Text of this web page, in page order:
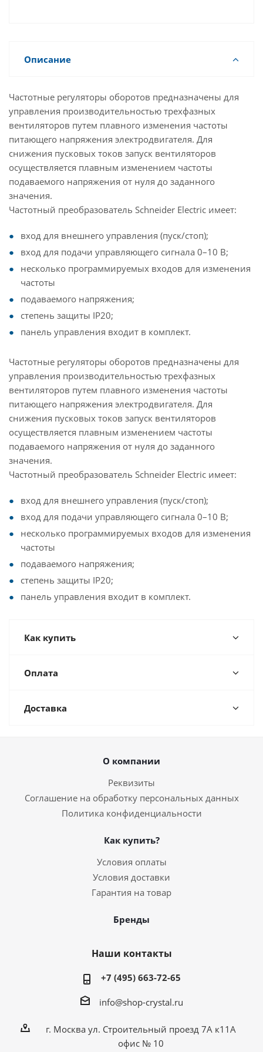
Описание
Частотные регуляторы оборотов предназначены для
управления производительностью трехфазных
вентиляторов путем плавного изменения частоты
питающего напряжения электродвигателя. Для
снижения пусковых токов запуск вентиляторов
осуществляется плавным изменением частоты
подаваемого напряжения от нуля до заданного
значения.
Частотный преобразователь Schneider Electric имеет:
вход для внешнего управления (пуск/стоп);
вход для подачи управляющего сигнала 0–10 В;
несколько программируемых входов для изменения
частоты
подаваемого напряжения;
степень защиты IP20;
панель управления входит в комплект.
Частотные регуляторы оборотов предназначены для
управления производительностью трехфазных
вентиляторов путем плавного изменения частоты
питающего напряжения электродвигателя. Для
снижения пусковых токов запуск вентиляторов
осуществляется плавным изменением частоты
подаваемого напряжения от нуля до заданного
значения.
Частотный преобразователь Schneider Electric имеет:
вход для внешнего управления (пуск/стоп);
вход для подачи управляющего сигнала 0–10 В;
несколько программируемых входов для изменения
частоты
подаваемого напряжения;
степень защиты IP20;
панель управления входит в комплект.
Как купить
Оплата
Доставка
О компании
Реквизиты
Соглашение на обработку персональных данных
Политика конфиденциальности
Как купить?
Условия оплаты
Условия доставки
Гарантия на товар
Бренды
Наши контакты
+7 (495) 663-72-65
info@shop-crystal.ru
г. Москва ул. Строительный проезд 7А к11А
офис № 10